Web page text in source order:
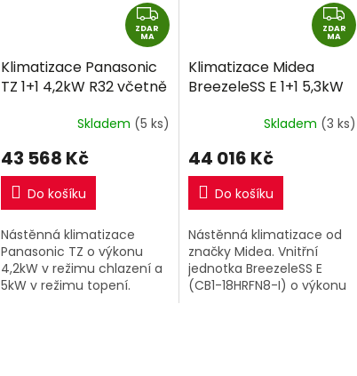
Z
D
R
M
A
ZDAR
MA
Klimatizace Panasonic
TZ 1+1 4,2kW R32 včetně
Skladem (5 ks)
43 568 Kč
Do košíku
Nástěnná klimatizace
Panasonic TZ o výkonu
4,2kW v režimu chlazení a
5kW v režimu topení.
Z
D
A
ZDAR
MA
Klimatizace Midea
BreezeleSS E 1+1 5,3kW
Skladem (3 ks)
44 016 Kč
Do košíku
Nástěnná klimatizace od
značky Midea. Vnitřní
jednotka BreezeleSS E
(CB1-18HRFN8-I) o výkonu